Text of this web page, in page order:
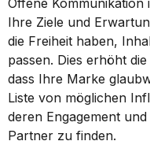
Offene Kommunikation
Ihre Ziele und
die Freiheit haben,
passen. Dies erhöht die
dass Ihre Marke
Liste von möglichen
deren Engagement
Partner zu finden.